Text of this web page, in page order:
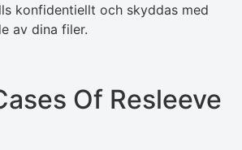
konfidentiellt och skyddas med
av dina filer.
Of Resleeve